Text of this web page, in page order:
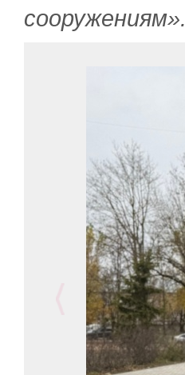
сооружениям».